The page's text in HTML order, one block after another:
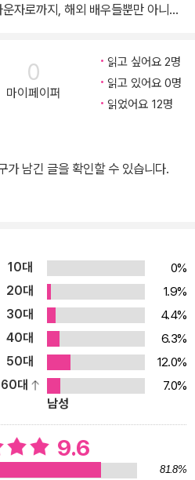
자로까지, 해외 배우들뿐만 아니라
료하는 데 사용되었던 ‘약’이기 때문
인식과 이처럼 강력한 효과를 지닌
가 없을까, 하는 의심들이 오고간다.
게 우리 몸을 바꾸는가』의 저자이
슨은 몸과 음식의 과학을 다루는
감량 주사를 들여다보면 사실 처음
니라고 한다. 체중감량제를 복용한
지로 해결할 수밖에 없다고 말한다.
수도 있지만 이 책에서 다루는 몸
강에 관심 있는 사람이라면 일상에
식들이다. 오랫동안 잘 먹고 건강할
들을 위한 폭넓은 과학 지식과 해결
베스트셀러이자 한
려진 전작 『식욕의 과학』을 통해
드루 젠킨슨은 지난 20년 동안 3000
연구를 해왔다. 전작이 음식을 먹는
다면 이번 책 『음식은 어떻게 우리
리 몸, 뇌가 어떻게 연관되어 작동하
0
마이페이퍼
읽고 싶어요 2명
읽고 있어요 0명
읽었어요 12명
가 남긴 글을 확인할 수 있습니다.
10대
0%
20대
1.9%
30대
4.4%
40대
6.3%
50대
12.0%
60대
7.0%
남성
9.6
81.8%